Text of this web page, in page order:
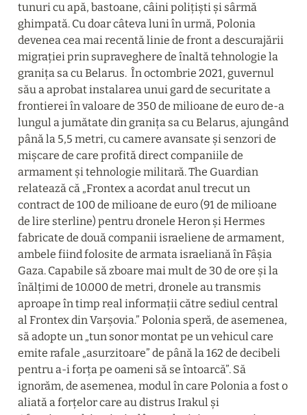
tunuri cu apă, bastoane, câini polițiști și sârmă
ghimpată. Cu doar câteva luni în urmă, Polonia
devenea cea mai recentă linie de front a descurajării
migrației prin supraveghere de înaltă tehnologie la
granița sa cu Belarus.  În octombrie 2021, guvernul
său a aprobat instalarea unui gard de securitate a
frontierei în valoare de 350 de milioane de euro de-a
lungul a jumătate din granița sa cu Belarus, ajungând
până la 5,5 metri, cu camere avansate și senzori de
mișcare de care profită direct companiile de
armament și tehnologie militară. The Guardian
relatează că „Frontex a acordat anul trecut un
contract de 100 de milioane de euro (91 de milioane
de lire sterline) pentru dronele Heron și Hermes
fabricate de două companii israeliene de armament,
ambele fiind folosite de armata israeliană în Fâșia
Gaza. Capabile să zboare mai mult de 30 de ore și la
înălțimi de 10.000 de metri, dronele au transmis
aproape în timp real informații către sediul central
al Frontex din Varșovia.” Polonia speră, de asemenea,
să adopte un „tun sonor montat pe un vehicul care
emite rafale „asurzitoare” de până la 162 de decibeli
pentru a-i forța pe oameni să se întoarcă”. Să
ignorăm, de asemenea, modul în care Polonia a fost o
aliată a forțelor care au distrus Irakul și